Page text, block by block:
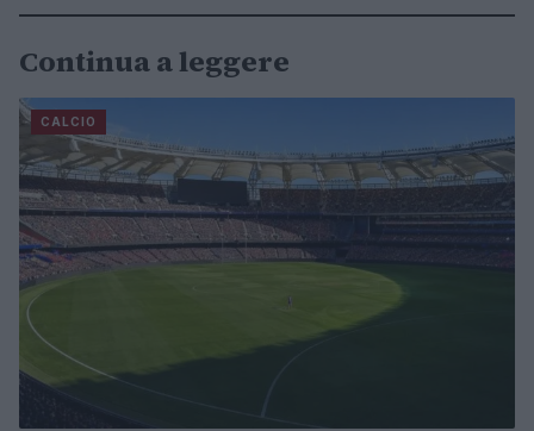
Continua a leggere
CALCIO